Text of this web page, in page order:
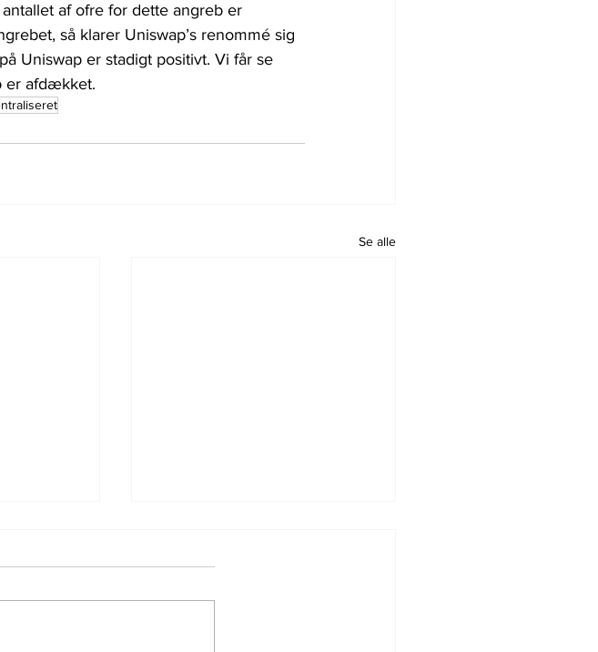
af ofre for dette angreb er
så klarer Uniswap’s renommé sig
Uniswap er stadigt positivt. Vi får se
er afdækket.
Se alle